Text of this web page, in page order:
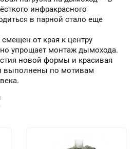
инфракрасного
в парной стало еще
от края к центру
упрощает монтаж дымохода.
новой формы и красивая
выполнены по мотивам